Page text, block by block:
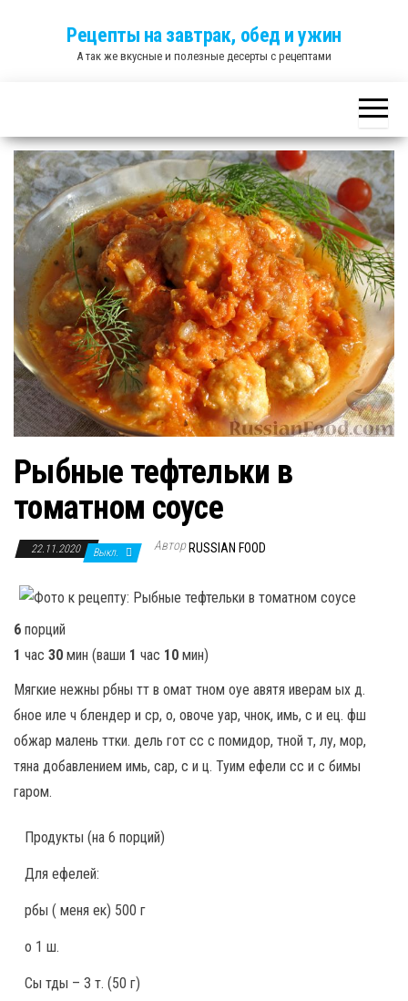
Рецепты на завтрак, обед и ужин
А так же вкусные и полезные десерты с рецептами
Рыбные тефтельки в
томатном соусе
22.11.2020 Выкл. Автор RUSSIAN FOOD
6 порций
1 час 30 мин (ваши 1 час 10 мин)
Мягкие нежны рбны тт в омат тном оуе авятя иверам ых д.
бное иле ч блендер и ср, о, овоче уар, чнок, имь, с и ец. фш
обжар малень ттки. дель гот сс с помидор, тной т, лу, мор,
тяна добавлением имь, сар, с и ц. Туим ефели сс и с бимы
гаром.
Продукты (на 6 порций)
Для ефелей:
рбы ( меня ек) 500 г
о 1 ш.
Сы тды – 3 т. (50 г)